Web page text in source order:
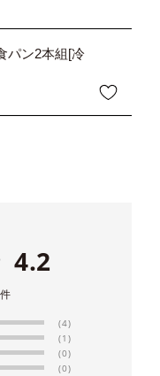
パン2本組[冷
4.2
件
(4)
(1)
(0)
(0)